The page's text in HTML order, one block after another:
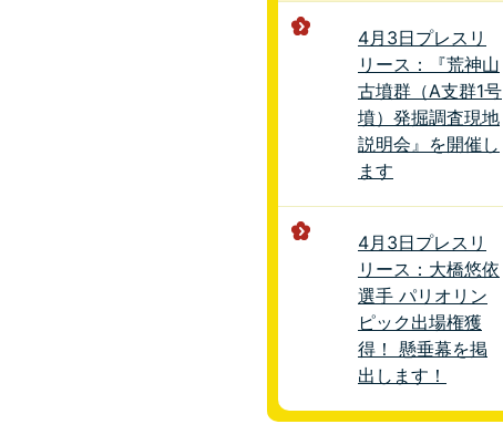
4月3日プレスリ
リース：『荒神山
古墳群（A支群1号
墳）発掘調査現地
説明会』を開催し
ます
4月3日プレスリ
リース：大橋悠依
選手 パリオリン
ピック出場権獲
得！ 懸垂幕を掲
出します！